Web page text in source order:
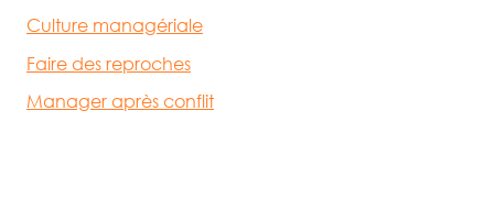
Culture managériale
Faire des reproches
Manager après conflit